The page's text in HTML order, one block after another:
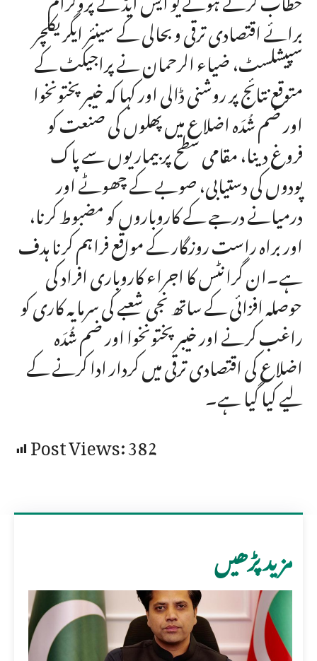
برائے اقتصادی ترقی و بحالی کے سینئر ایگریکلچر
سپیشلسٹ، ضیاء الرحمان نے پراجیکٹ کے
متوقع نتائج پر روشنی ڈالی اور کہا کہ خیبر پختونخوا
اور ضم شُدَہ اضلاع میں پھلوں کی صنعت کو
فروغ دینا، مقامی سطح پر بیماریوں سے پاک
پودوں کی دستیابی، صوبے کے چھوٹے اور
درمیانے درجے کے کاروباروں کو مضبوط کرنا،
اور براہ راست روزگار کے مواقع فراہم کرنا ہدف
ہے۔ان گرانٹس کا اجراء کاروباری افراد کی
حوصلہ افزائی کے ساتھ نجی شعبے کی سرمایہ کاری کو
راغب کرنے اور خیبر پختونخوا اور ضم شُدَہ
اضلاع کی اقتصادی ترقی میں کردار ادا کرنے کے
لیے کیا گیا ہے۔
Post Views:382
مزید پڑھیں